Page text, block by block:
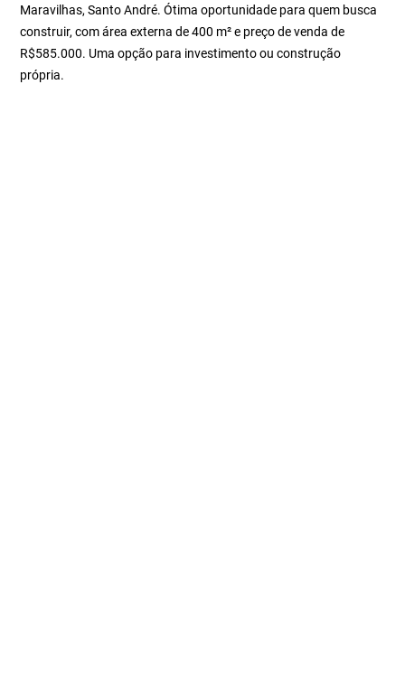
Maravilhas, Santo André. Ótima oportunidade para quem busca
construir, com área externa de 400 m² e preço de venda de
R$585.000. Uma opção para investimento ou construção
própria.